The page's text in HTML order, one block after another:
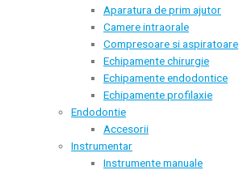
Aparatura de prim ajutor
Camere intraorale
Compresoare si aspiratoare
Echipamente chirurgie
Echipamente endodontice
Echipamente profilaxie
Endodontie
Accesorii
Instrumentar
Instrumente manuale